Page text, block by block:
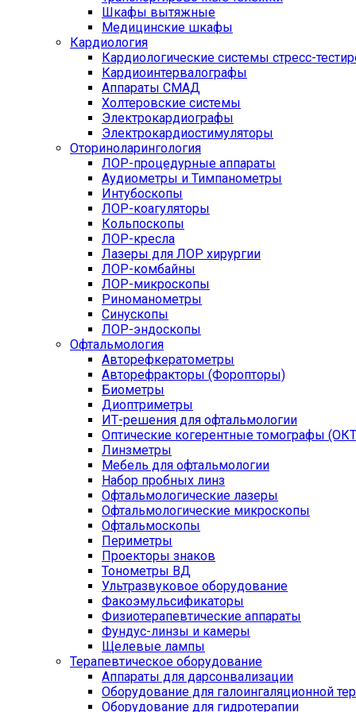
Шкафы вытяжные
Медицинские шкафы
Кардиология
Кардиологические системы стресс-
Кардиоинтервалографы
Аппараты СМАД
Холтеровские системы
Электрокардиографы
Электрокардиостимуляторы
Оториноларингология
ЛОР-процедурные аппараты
Аудиометры и Тимпанометры
Интубоскопы
ЛОР-коагуляторы
Кольпоскопы
ЛОР-кресла
Лазеры для ЛОР хирургии
ЛОР-комбайны
ЛОР-микроскопы
Риноманометры
Синускопы
ЛОР-эндоскопы
Офтальмология
Авторефкератометры
Авторефракторы (Форопторы)
Биометры
Диоптриметры
ИТ-решения для офтальмологии
Оптические когерентные томографы
Линзметры
Мебель для офтальмологии
Набор пробных линз
Офтальмологические лазеры
Офтальмологические микроскопы
Офтальмоскопы
Периметры
Проекторы знаков
Тонометры ВД
Ультразвуковое оборудование
Факоэмульсификаторы
Физиотерапевтические аппараты
Фундус-линзы и камеры
Щелевые лампы
Терапевтическое оборудование
Аппараты для дарсонвализации
Оборудование для галоингаляционной
Оборудование для гидротерапии